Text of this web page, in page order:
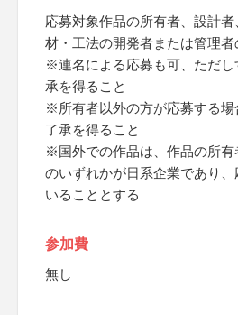
応募対象作品の所有者、設計
材・工法の開発者または管理
※連名による応募も可、ただし
承を得ること
※所有者以外の方が応募する場
了承を得ること
※国外での作品は、作品の所有
のいずれかが日系企業であり
いることとする
参加費
無し